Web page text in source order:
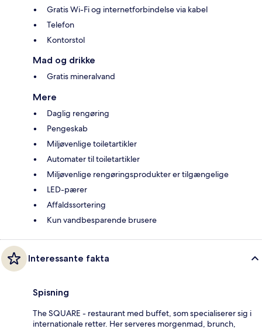
Gratis Wi-Fi og internetforbindelse via kabel
Telefon
Kontorstol
Mad og drikke
Gratis mineralvand
Mere
Daglig rengøring
Pengeskab
Miljøvenlige toiletartikler
Automater til toiletartikler
Miljøvenlige rengøringsprodukter er tilgængelige
LED-pærer
Affaldssortering
Kun vandbesparende brusere
Interessante fakta
Spisning
The SQUARE - restaurant med buffet, som specialiserer sig i
internationale retter. Her serveres morgenmad, brunch,